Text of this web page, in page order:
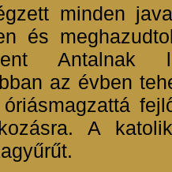
minden
és
Antalnak
az évben
óriásmagzattá
A